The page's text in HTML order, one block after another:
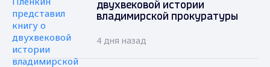
двухвековой истории
владимирской прокуратуры
4 дня назад